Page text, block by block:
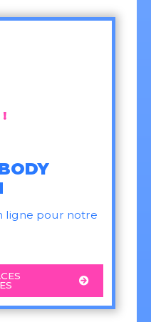
!
ligne pour notre